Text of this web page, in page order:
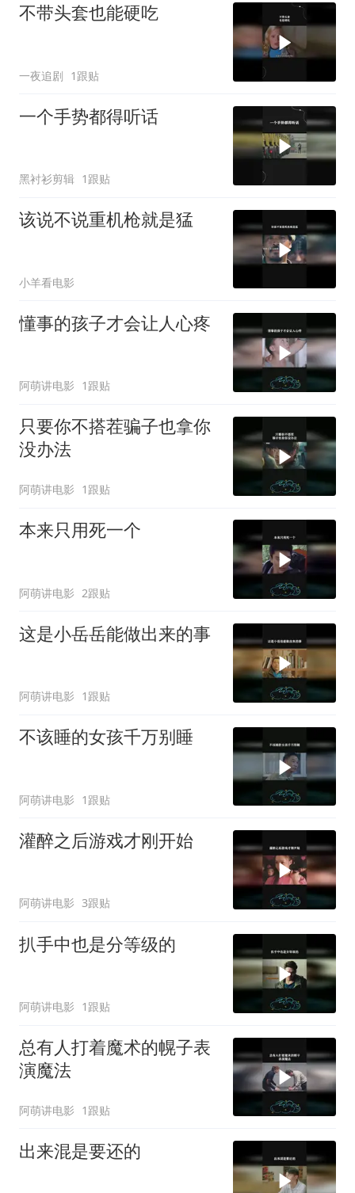
不带头套也能硬吃
一夜追剧 1跟贴
一个手势都得听话
黑衬衫剪辑 1跟贴
该说不说重机枪就是猛
小羊看电影
懂事的孩子才会让人心疼
阿萌讲电影 1跟贴
只要你不搭茬骗子也拿你
没办法
阿萌讲电影 1跟贴
本来只用死一个
阿萌讲电影 2跟贴
这是小岳岳能做出来的事
阿萌讲电影 1跟贴
不该睡的女孩千万别睡
阿萌讲电影 1跟贴
灌醉之后游戏才刚开始
阿萌讲电影 3跟贴
扒手中也是分等级的
阿萌讲电影 1跟贴
总有人打着魔术的幌子表
演魔法
阿萌讲电影 1跟贴
出来混是要还的